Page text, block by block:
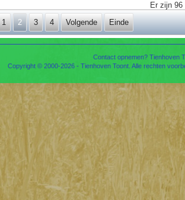
Er zijn
1 2 3 4 Volgende Einde
Contact opnemen? Tienhoven
Copyright © 2000-2026 - Tienhoven Toont. Alle rechten